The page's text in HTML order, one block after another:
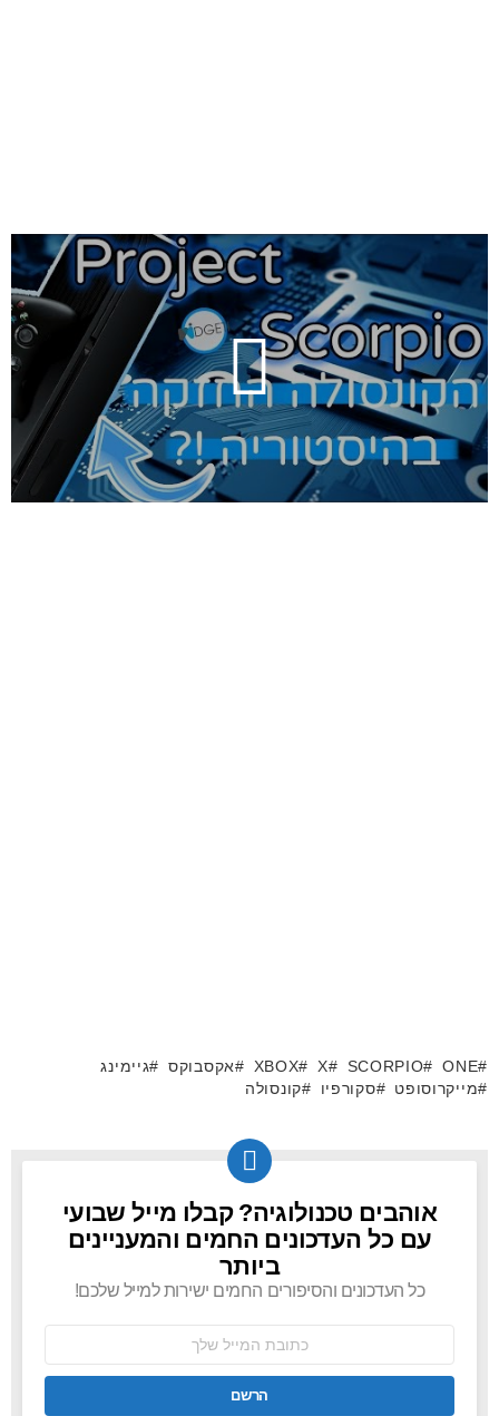
ONE
SCORPIO
X
XBOX אקסבוקס
גיימינג
מייקרוסופט
סקורפיו קונסולה
NEWSLETTER
אוהבים טכנולוגיה? קבלו מייל שבועי
עם כל העדכונים החמים והמעניינים
ביותר
כל העדכונים והסיפורים החמים ישירות למייל שלכם!